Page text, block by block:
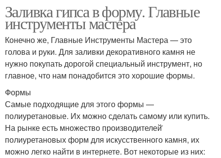
Заливка гипса в форму. Главные
инструменты мастера
Конечно же, Главные Инструменты Мастера — это
голова и руки. Для заливки декоративного камня не
нужно покупать дорогой специальный инструмент, но
главное, что нам понадобится это хорошие формы.
Формы
Самые подходящие для этого формы —
полиуретановые. Их можно сделать самому или купить.
На рынке есть множество производителей̆
полиуретановых форм для искусственного камня, их
можно легко найти в интернете. Вот некоторые из них: